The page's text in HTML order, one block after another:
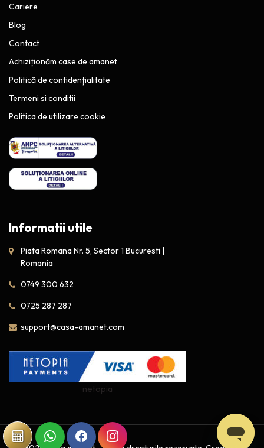
Cariere
Blog
Contact
Achiziționăm case de amanet
Politică de confidențialitate
Termeni si conditii
Politica de utilizare cookie
Informatii utile
Piata Romana Nr. 5, Sector 1 Bucuresti |
Romania
0749 300 632
0725 287 287
support@casa-amanet.com
netopia